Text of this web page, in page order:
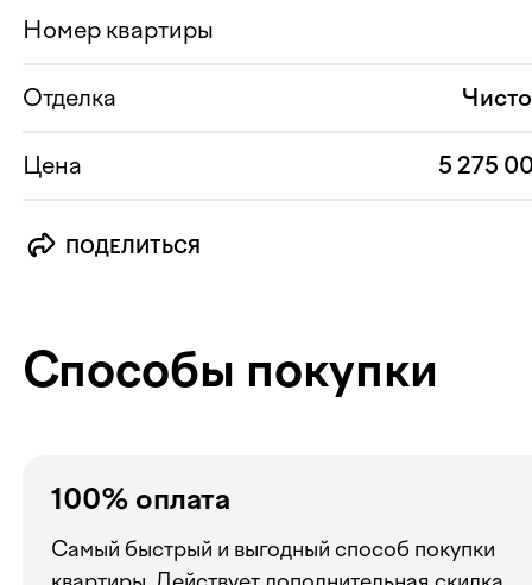
Номер квартиры
Отделка
Цена 5 275
ПОДЕЛИТЬСЯ
Способы покупки
100% оплата
Самый быстрый и выгодный способ покупки